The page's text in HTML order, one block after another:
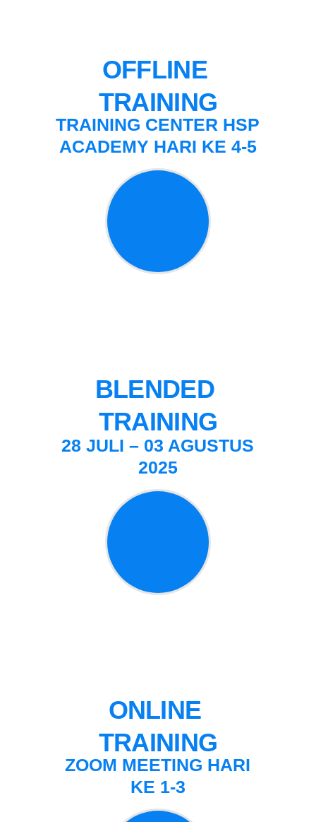
OFFLINE
TRAINING
TRAINING CENTER HSP
ACADEMY HARI KE 4-5
BLENDED
TRAINING
28 JULI – 03 AGUSTUS
2025
ONLINE
TRAINING
ZOOM MEETING HARI
KE 1-3